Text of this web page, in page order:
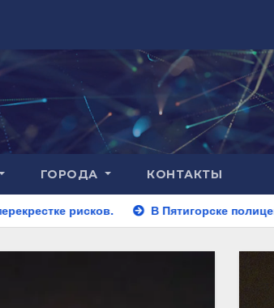
ГОРОДА КОНТАКТЫ
В Пятигорске полицейские задержали